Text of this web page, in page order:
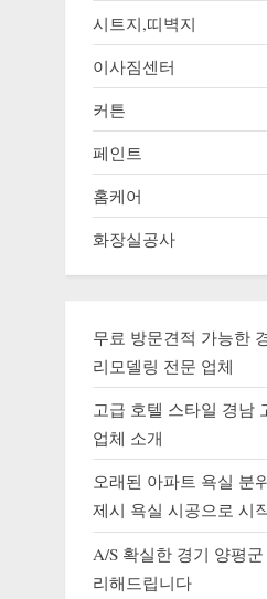
시트지,띠벽지
이사짐센터
커튼
페인트
홈케어
화장실공사
무료 방문견적 가능한
리모델링 전문 업체
고급 호텔 스타일 경남
업체 소개
오래된 아파트 욕실 분
제시 욕실 시공으로 시
A/S 확실한 경기 양평
리해드립니다